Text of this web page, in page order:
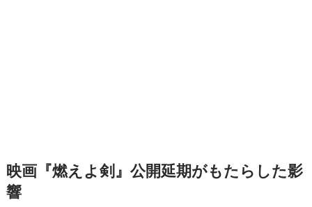
映画『燃えよ剣』公開延期がもたらした影
響